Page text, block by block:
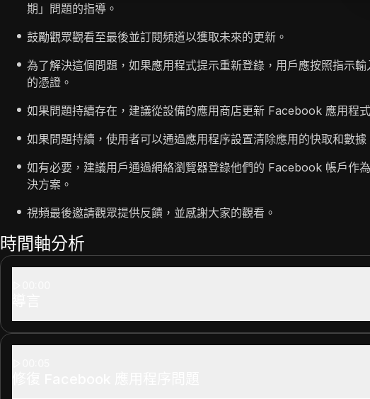
期」問題的指導。
鼓勵觀眾觀看至最後並訂閱頻道以獲取未來的更新。
為了解決這個問題，如果應用程式提示重新登錄，用戶應按照指示輸
的憑證。
如果問題持續存在，建議從設備的應用商店更新 Facebook 應用程式
如果問題持續，使用者可以通過應用程序設置清除應用的快取和數據
如有必要，建議用戶通過網絡瀏覽器登錄他們的 Facebook 帳戶作
決方案。
視頻最後邀請觀眾提供反饋，並感謝大家的觀看。
時間軸分析